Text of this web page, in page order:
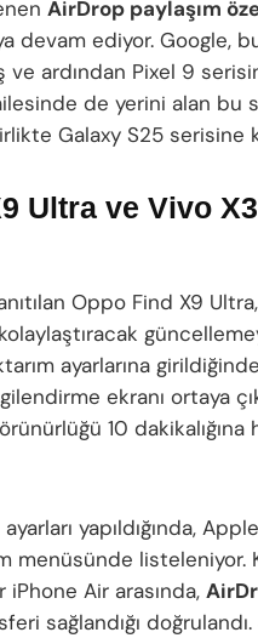
AirDrop paylaşım
devam ediyor. Google,
ardından Pixel 9
de yerini alan bu
Galaxy S25 serisine
Ultra ve Vivo
Oppo Find X9 Ultra,
ayarlarına
ekranı ortaya
10
yapıldığında,
menüsünde listeleniyor.
Air arasında,
sağlandığı